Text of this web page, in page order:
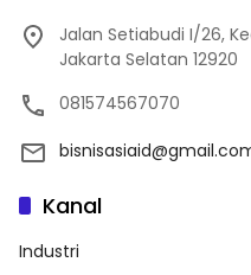
Jalan Setiabudi I/26,
Jakarta Selatan 12920
081574567070
Kanal
Industri